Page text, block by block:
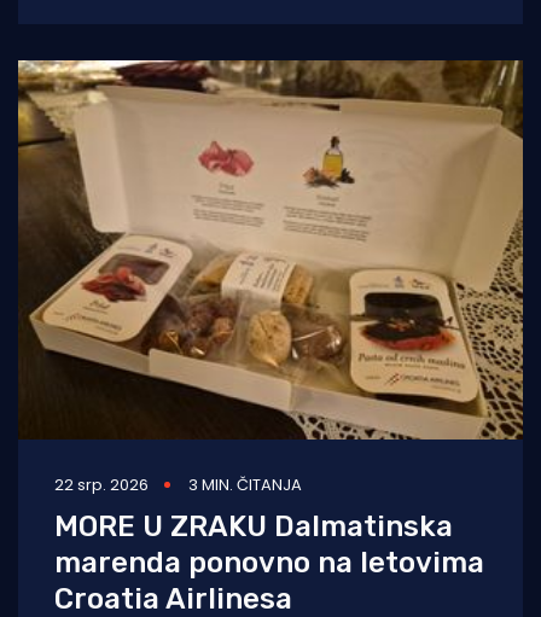
22 srp. 2026 3 MIN. ČITANJA
MORE U ZRAKU Dalmatinska
marenda ponovno na letovima
Croatia Airlinesa